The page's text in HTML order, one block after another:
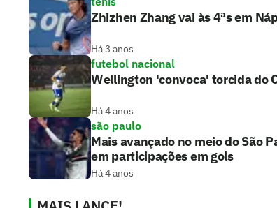
Zhizhen Zhang vai às 4ªs em
Há 3 anos
futebol nacional
Wellington 'convoca' torcida do
Há 4 anos
são paulo
Mais avançado no meio do São
em participações em gols
Há 4 anos